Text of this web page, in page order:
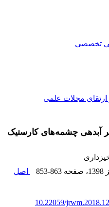
تخصصی
مجلات علمی
آبدهی چشمه‌های کارستیک
، صفحه 853-863
اصل
10.22059/